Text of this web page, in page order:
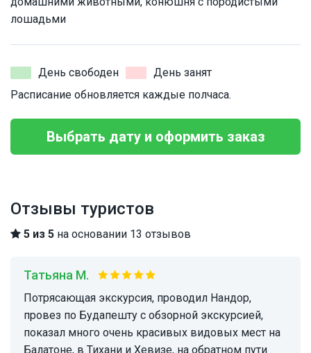
лошадьми
День свободен
День занят
Расписание обновляется каждые полчаса.
Выбрать дату и оформить заказ
Отзывы туристов
5 из 5 на основании 13 отзывов
Татьяна М.
Потрясающая экскурсия, проводил Нандор,
провез по Будапешту с обзорной экскурсией,
показал много очень красивых видовых мест на
Балатоне, в Тихани и Хевизе, на обратном пути